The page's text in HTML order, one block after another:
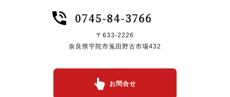
0745-84-3766
〒633-2226
奈良県宇陀市菟田野古市場432
お問合せ